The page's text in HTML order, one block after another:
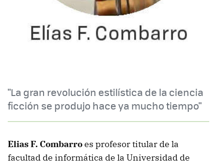
"La gran revolución estilística de la ciencia
ficción se produjo hace ya mucho tiempo"
Elias F. Combarroes profesor titular de la
facultad de informática de la Universidad de